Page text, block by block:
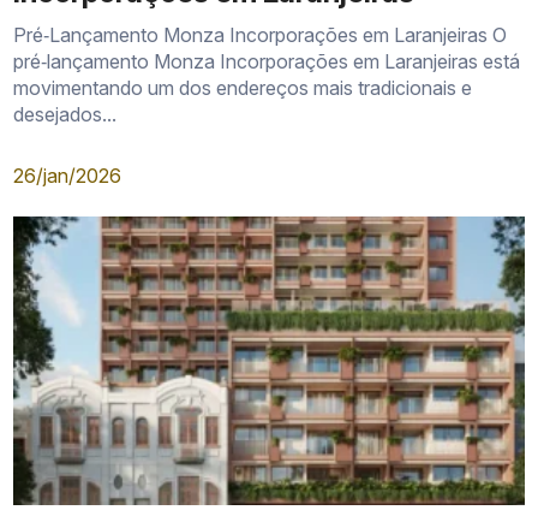
Pré‑Lançamento Monza Incorporações em Laranjeiras O
pré‑lançamento Monza Incorporações em Laranjeiras está
movimentando um dos endereços mais tradicionais e
desejados...
26/jan/2026